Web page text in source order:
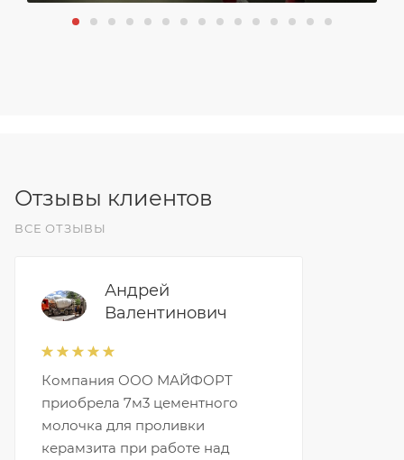
Отзывы клиентов
ВСЕ ОТЗЫВЫ
Андрей
Валентинович
Компания ООО МАЙФОРТ
приобрела 7м3 цементного
молочка для проливки
керамзита при работе над